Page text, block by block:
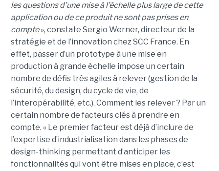
les questions d’une mise à l’échelle plus large de cette
application ou de ce produit ne sont pas prises en
compte», constate Sergio Werner, directeur de la
stratégie et de l’innovation chez SCC France. En
effet, passer d’un prototype à une mise en
production à grande échelle impose un certain
nombre de défis très agiles à relever (gestion de la
sécurité, du design, du cycle de vie, de
l’interopérabilité, etc.). Comment les relever ? Par un
certain nombre de facteurs clés à prendre en
compte. « Le premier facteur est déjà d’inclure de
l’expertise d’industrialisation dans les phases de
design-thinking permettant d’anticiper les
fonctionnalités qui vont être mises en place, c’est